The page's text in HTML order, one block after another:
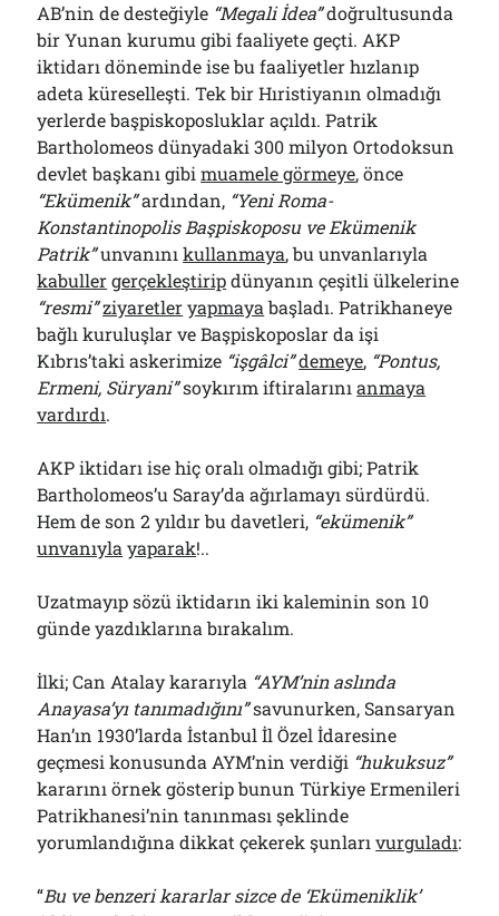
AB’nin de desteğiyle “Megali İdea”doğrultusunda
bir Yunan kurumu gibi faaliyete geçti. AKP
iktidarı döneminde ise bu faaliyetler hızlanıp
adeta küreselleşti. Tek bir Hıristiyanın olmadığı
yerlerde başpiskoposluklar açıldı. Patrik
Bartholomeos dünyadaki 300 milyon Ortodoksun
devlet başkanı gibimuamele görmeye, önce
“Ekümenik”ardından, “Yeni Roma-
Konstantinopolis Başpiskoposu ve Ekümenik
Patrik”unvanınıkullanmaya, bu unvanlarıyla
kabullergerçekleştiripdünyanın çeşitli ülkelerine
“resmi”ziyaretleryapmaya başladı. Patrikhaneye
bağlı kuruluşlar ve Başpiskoposlar da işi
Kıbrıs’taki askerimize “işgâlci”demeye, “Pontus,
Ermeni, Süryani”soykırım iftiralarınıanmaya
vardırdı.
AKP iktidarı ise hiç oralı olmadığı gibi; Patrik
Bartholomeos’u Saray’da ağırlamayı sürdürdü.
Hem de son 2 yıldır bu davetleri, “ekümenik”
unvanıyla yaparak!..
Uzatmayıp sözü iktidarın iki kaleminin son 10
günde yazdıklarına bırakalım.
İlki; Can Atalay kararıyla “AYM’nin aslında
Anayasa’yı tanımadığını”savunurken, Sansaryan
Han’ın 1930’larda İstanbul İl Özel İdaresine
geçmesi konusunda AYM’nin verdiği “hukuksuz”
kararını örnek gösterip bunun Türkiye Ermenileri
Patrikhanesi’nin tanınması şeklinde
yorumlandığına dikkat çekerek şunlarıvurguladı:
“Bu ve benzeri kararlar sizce de ‘Ekümeniklik’